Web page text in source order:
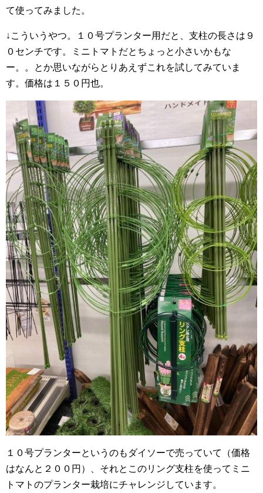
て使ってみました。
↓こういうやつ。１０号プランター用だと、支柱の長さは９
０センチです。ミニトマトだとちょっと小さいかもな
ー。。とか思いながらとりあえずこれを試してみていま
す。価格は１５０円也。
１０号プランターというのもダイソーで売っていて（価格
はなんと２００円）、それとこのリング支柱を使ってミニ
トマトのプランター栽培にチャレンジしています。